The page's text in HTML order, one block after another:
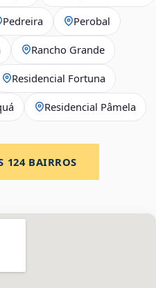
Pedreira Perobal
Rancho Grande
Residencial Fortuna
Residencial Pâmela
124BAIRROS